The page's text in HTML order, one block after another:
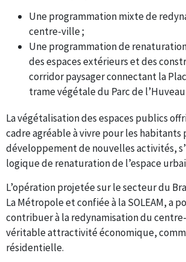
Une programmation mixte de
centre-ville ;
Une programmation de
des espaces extérieurs et des
corridor paysager connectant la
trame végétale du Parc de
La végétalisation des espaces publics
cadre agréable à vivre pour les habitants
développement de nouvelles activités,
logique de renaturation de l’espace
L’opération projetée sur le secteur du
La Métropole et confiée à la SOLEAM, a
contribuer à la redynamisation du
véritable attractivité économique,
résidentielle.